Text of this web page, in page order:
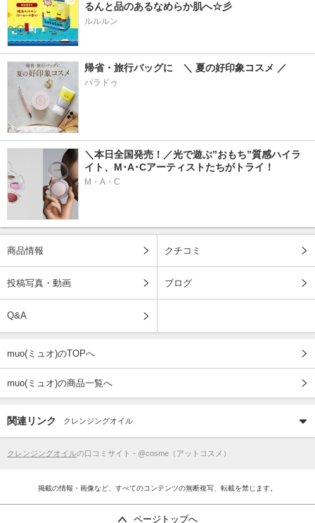
るんと品のあるなめらか肌へ☆彡
ルルルン
帰省・旅行バッグに　＼ 夏の好印象コスメ ／
パラドゥ
＼本日全国発売！／光で遊ぶ”おもち”質感ハイラ
イト、M･A･Cアーティストたちがトライ！
M・A・C
商品情報 クチコミ
投稿写真・動画 ブログ
Q&A
muo(ミュオ)のTOPへ
muo(ミュオ)の商品一覧へ
関連リンク クレンジングオイル
クレンジングオイルの口コミサイト - @cosme（アットコスメ）
掲載の情報・画像など、すべてのコンテンツの無断複写、転載を禁じます。
ページトップへ